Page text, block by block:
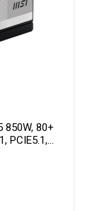
850W, 80+
PCIE5.1,